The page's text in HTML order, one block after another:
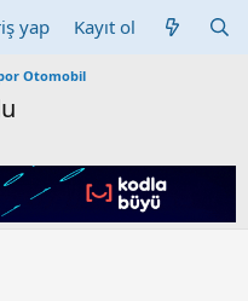
yap Kayıt ol
Otomobil